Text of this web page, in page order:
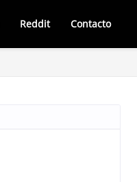
Reddit Contacto